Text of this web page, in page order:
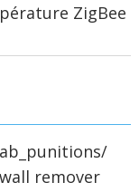
ZigBee
remover